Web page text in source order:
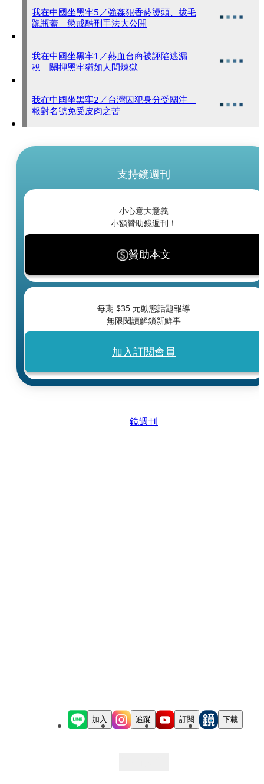
我在中國坐黑牢5／強姦犯香菸燙頭、拔毛
跪瓶蓋 懲戒酷刑手法大公開
我在中國坐黑牢1／熱血台商被誣陷逃漏
稅 關押黑牢猶如人間煉獄
我在中國坐黑牢2／台灣囚犯身分受關注
報對名號免受皮肉之苦
支持鏡週刊
小心意大意義
小額贊助鏡週刊！
贊助本文
每期 $35 元動態話題報導
無限閱讀解鎖新鮮事
加入訂閱會員
鏡週刊
加入 追蹤 訂閱 下載